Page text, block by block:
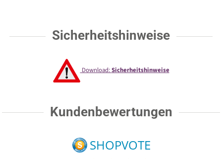
Sicherheitshinweise
Download:Sicherheitshinweise
Kundenbewertungen